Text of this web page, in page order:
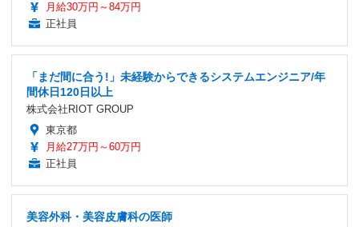
月給30万円～84万円
正社員
「まだ間に合う!」未経験からできるシステムエンジニア/年
間休日120日以上
株式会社RIOT GROUP
東京都
月給27万円～60万円
正社員
美容外科・美容皮膚科の医師